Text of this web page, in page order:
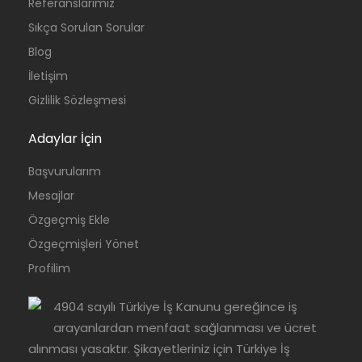
Referanslarımız
Sıkça Sorulan Sorular
Blog
İletişim
Gizlilik Sözleşmesi
Adaylar İçin
Başvurularım
Mesajlar
Özgeçmiş Ekle
Özgeçmişleri Yönet
Profilim
4904 sayılı Türkiye İş Kanunu gereğince iş
arayanlardan menfaat sağlanması ve ücret
alınması yasaktır. Şikayetleriniz için Türkiye İş